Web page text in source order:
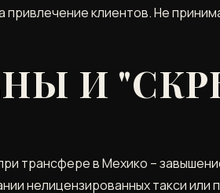
клиентов. Не
И
трансфере в Мехико –
нелицензированных такси или